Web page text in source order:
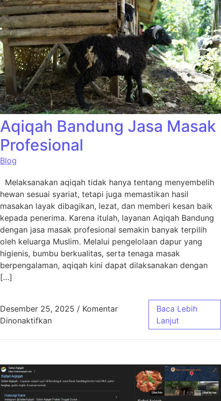
Aqiqah Bandung Jasa Masak
Profesional
Blog
Melaksanakan aqiqah tidak hanya tentang menyembelih
hewan sesuai syariat, tetapi juga memastikan hasil
masakan layak dibagikan, lezat, dan memberi kesan baik
kepada penerima. Karena itulah, layanan Aqiqah Bandung
dengan jasa masak profesional semakin banyak terpilih
oleh keluarga Muslim. Melalui pengelolaan dapur yang
higienis, bumbu berkualitas, serta tenaga masak
berpengalaman, aqiqah kini dapat dilaksanakan dengan
[…]
Desember 25, 2025 / Komentar
Dinonaktifkanpada Aqiqah Bandung Jasa Masak
Baca Lebih
Lanjut